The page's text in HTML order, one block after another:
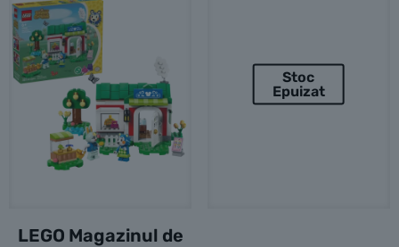
LEGO Magazinul de
Stoc
Epuizat